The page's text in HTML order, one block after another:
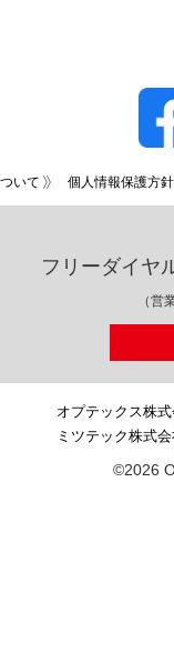
いて 個人情報保護方針
フリーダイヤ
（営
オプテックス株
ミツテック株式
©2026